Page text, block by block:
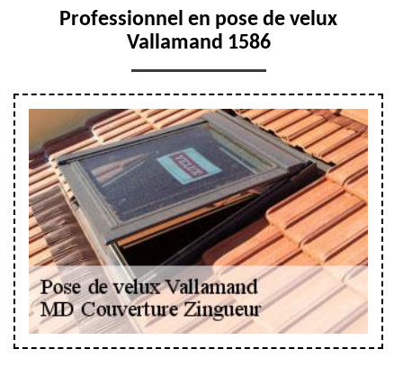
Professionnel en pose de velux
Vallamand 1586